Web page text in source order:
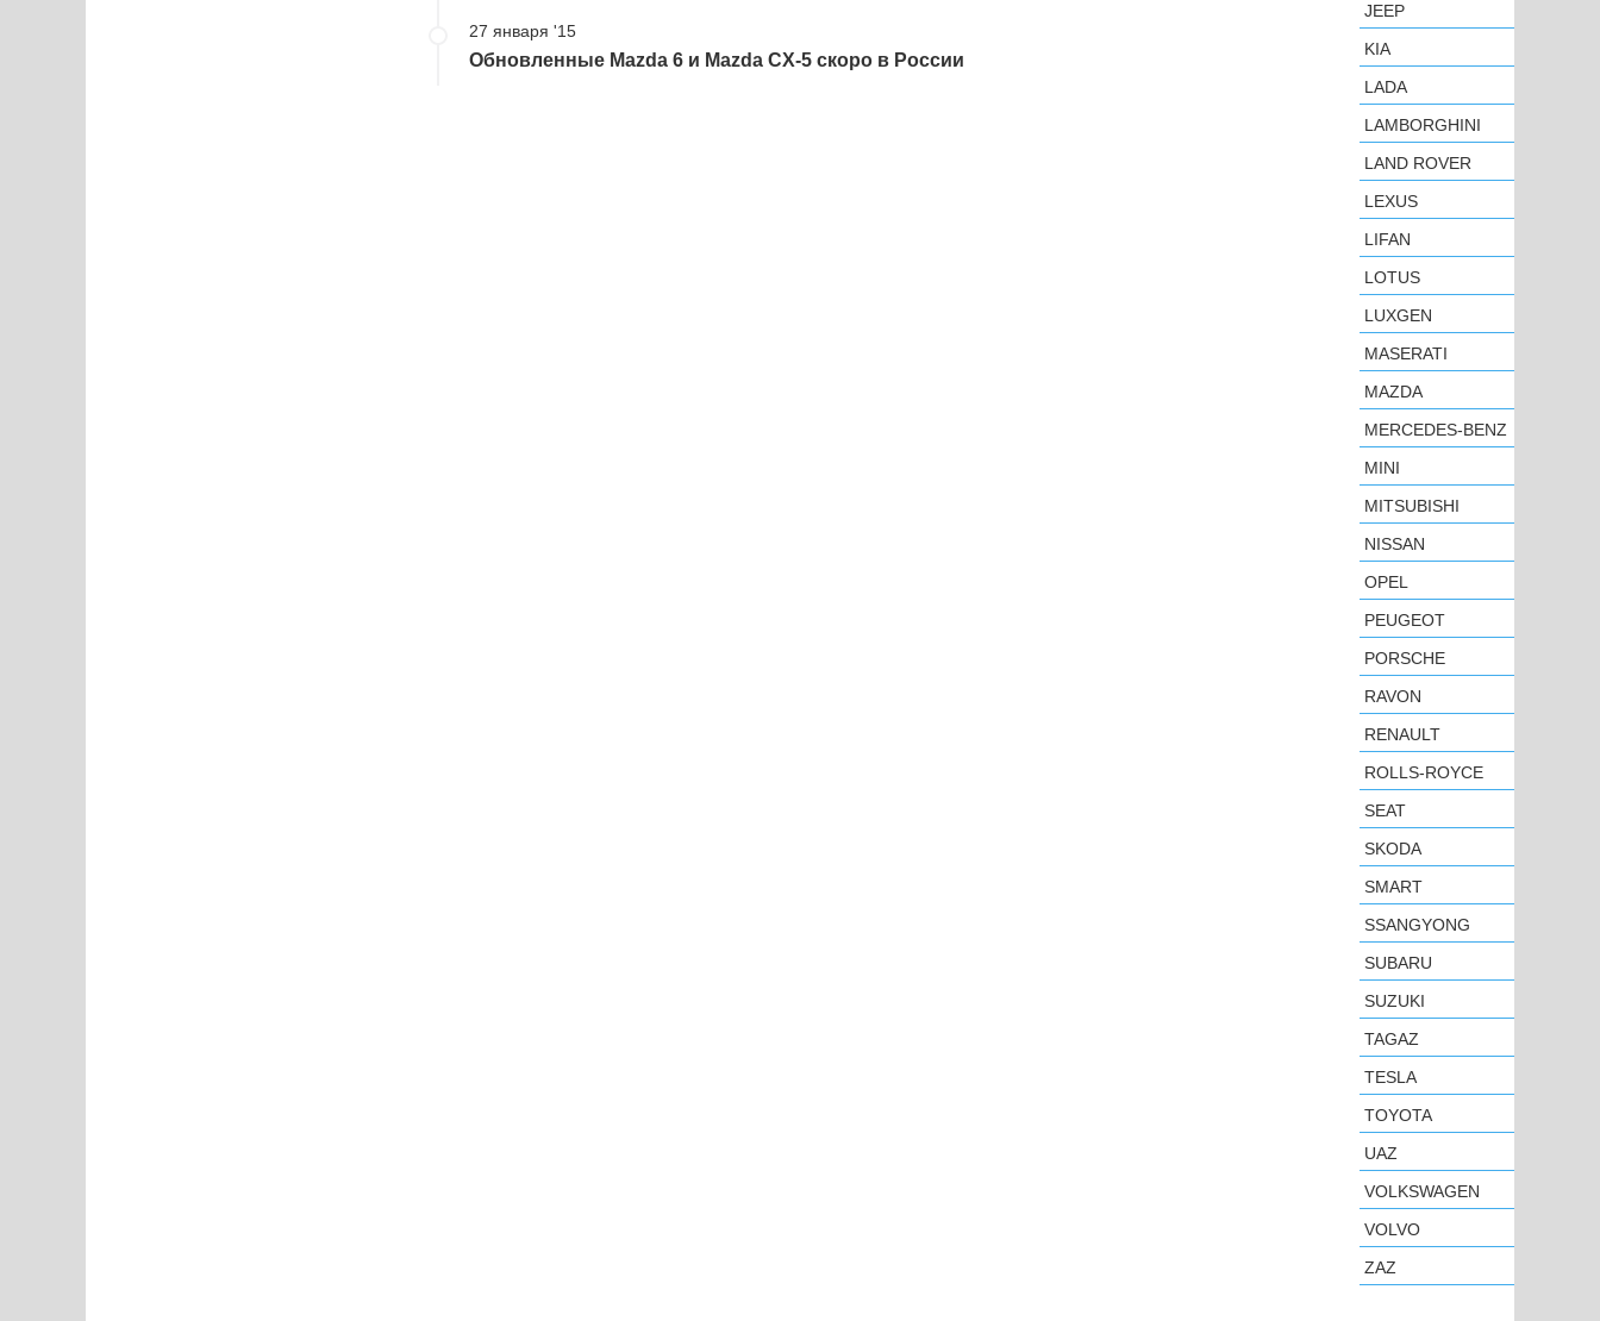
27 января '15
Обновленные Mazda 6 и Mazda CX-5 скоро в России
JEEP
KIA
LADA
LAMBORGHINI
LAND ROVER
LEXUS
LIFAN
LOTUS
LUXGEN
MASERATI
MAZDA
MERCEDES-BENZ
MINI
MITSUBISHI
NISSAN
OPEL
PEUGEOT
PORSCHE
RAVON
RENAULT
ROLLS-ROYCE
SEAT
SKODA
SMART
SSANGYONG
SUBARU
SUZUKI
TAGAZ
TESLA
TOYOTA
UAZ
VOLKSWAGEN
VOLVO
ZAZ